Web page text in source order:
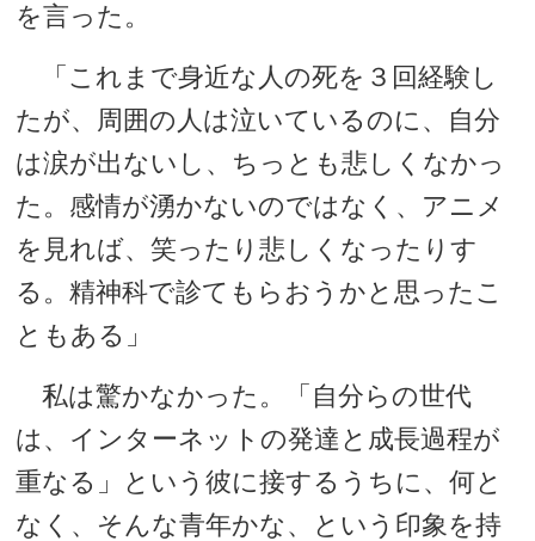
を言った。
「これまで身近な人の死を３回経験し
たが、周囲の人は泣いているのに、自分
は涙が出ないし、ちっとも悲しくなかっ
た。感情が湧かないのではなく、アニメ
を見れば、笑ったり悲しくなったりす
る。精神科で診てもらおうかと思ったこ
ともある」
私は驚かなかった。「自分らの世代
は、インターネットの発達と成長過程が
重なる」という彼に接するうちに、何と
なく、そんな青年かな、という印象を持